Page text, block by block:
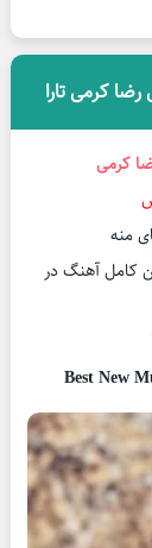
کرمی تارا
کرمی
منه
۳۲۰ و ۱۲۸ همراه متن کامل آهنگ در
Best New